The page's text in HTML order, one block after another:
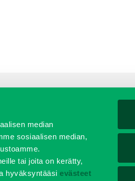
median
sosiaalisen median,
tai joita on kerätty,
hyväksyntääsi evästeet
Jälleenmyyjät